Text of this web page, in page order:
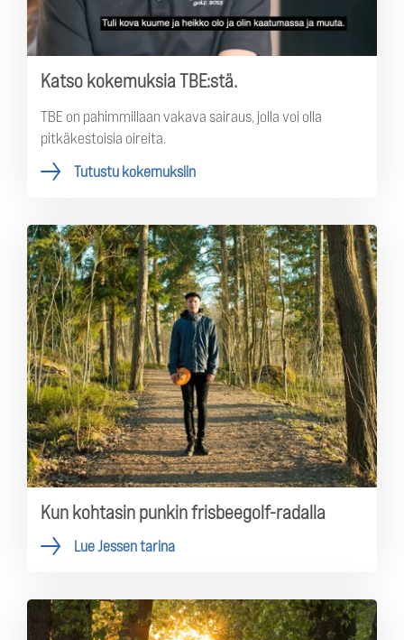
Katso kokemuksia TBE:stä.
TBE on pahimmillaan vakava sairaus, jolla voi olla
pitkäkestoisia oireita.
Tutustu kokemuksiin
Kun kohtasin punkin frisbeegolf-radalla
Lue Jessen tarina